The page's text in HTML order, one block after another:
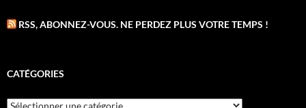
RSS, ABONNEZ-VOUS. NE PERDEZ PLUS VOTRE TEMPS !
CATÉGORIES
Catégories